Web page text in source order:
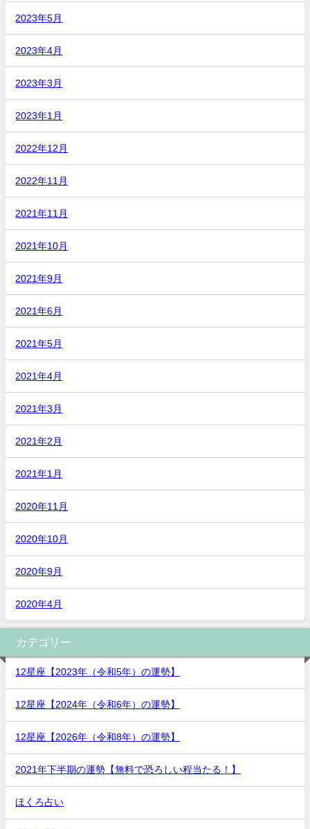
2023年5月
2023年4月
2023年3月
2023年1月
2022年12月
2022年11月
2021年11月
2021年10月
2021年9月
2021年6月
2021年5月
2021年4月
2021年3月
2021年2月
2021年1月
2020年11月
2020年10月
2020年9月
2020年4月
カテゴリー
12星座【2023年（令和5年）の運勢】
12星座【2024年（令和6年）の運勢】
12星座【2026年（令和8年）の運勢】
2021年下半期の運勢【無料で恐ろしい程当たる！】
ほくろ占い